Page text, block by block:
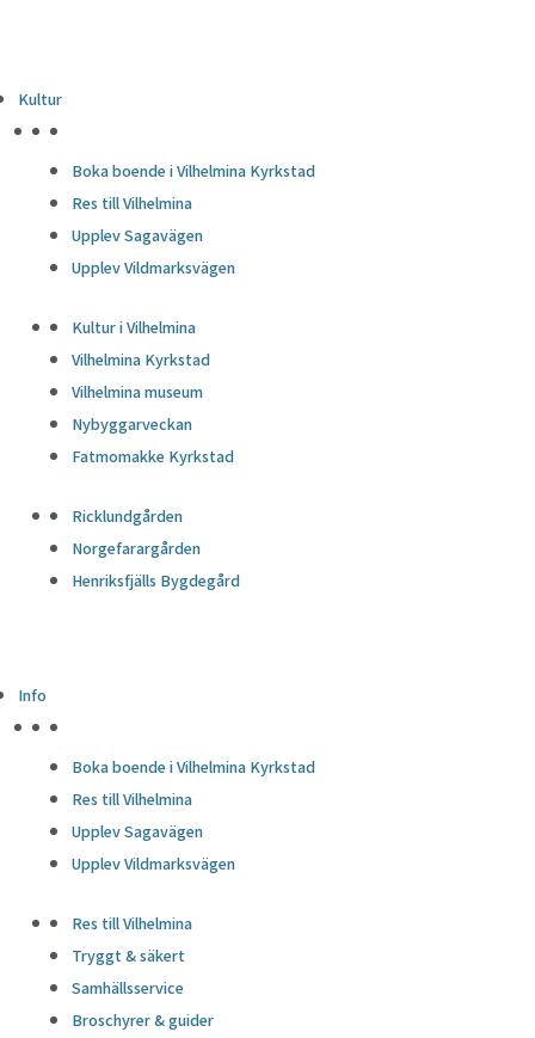
Kultur
Boka boende i Vilhelmina Kyrkstad
Res till Vilhelmina
Upplev Sagavägen
Upplev Vildmarksvägen
Kultur i Vilhelmina
Vilhelmina Kyrkstad
Vilhelmina museum
Nybyggarveckan
Fatmomakke Kyrkstad
Ricklundgården
Norgefarargården
Henriksfjälls Bygdegård
Info
Boka boende i Vilhelmina Kyrkstad
Res till Vilhelmina
Upplev Sagavägen
Upplev Vildmarksvägen
Res till Vilhelmina
Tryggt & säkert
Samhällsservice
Broschyrer & guider